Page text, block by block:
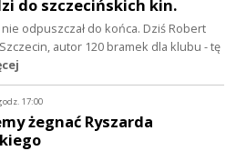
do szczecińskich kin.
odpuszczał do końca. Dziś Robert
autor 120 bramek dla klubu - tę
17:00
żegnać Ryszarda